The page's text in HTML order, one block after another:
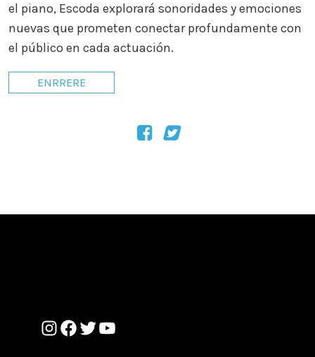
el piano, Escoda explorará sonoridades y emociones
nuevas que prometen conectar profundamente con
el público en cada actuación.
ENRRERE